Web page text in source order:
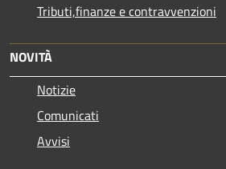
Tributi,finanze e contravvenzioni
NOVITÀ
Notizie
Comunicati
Avvisi